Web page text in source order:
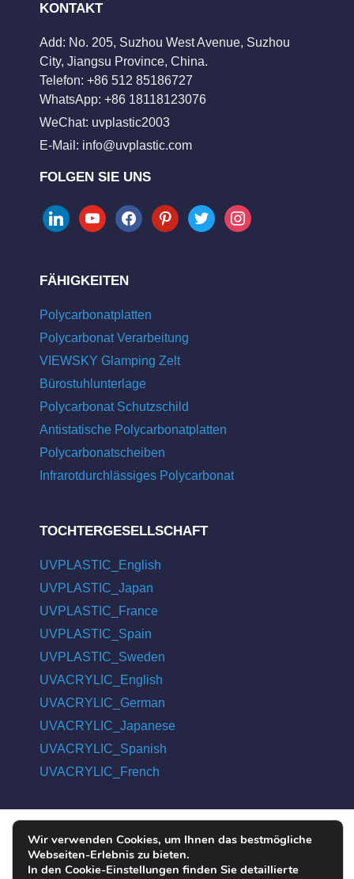
KONTAKT
Add: No. 205, Suzhou West Avenue, Suzhou
City, Jiangsu Province, China.
Telefon: +86 512 85186727
WhatsApp: +86 18118123076
WeChat: uvplastic2003
E-Mail: info@uvplastic.com
FOLGEN SIE UNS
linkedinyoutubefacebookpinteresttwitter instagram
FÄHIGKEITEN
Polycarbonatplatten
Polycarbonat Verarbeitung
VIEWSKY Glamping Zelt
Bürostuhlunterlage
Polycarbonat Schutzschild
Antistatische Polycarbonatplatten
Polycarbonatscheiben
Infrarotdurchlässiges Polycarbonat
TOCHTERGESELLSCHAFT
UVPLASTIC_English
UVPLASTIC_Japan
UVPLASTIC_France
UVPLASTIC_Spain
UVPLASTIC_Sweden
UVACRYLIC_English
UVACRYLIC_German
UVACRYLIC_Japanese
UVACRYLIC_Spanish
UVACRYLIC_French
COPYRIGHT © 2004 - 2026 UVPLASTIC MATERIAL TECHNOLOGY
CO., LTD. ALL RIGHTS RESERVED
Wir verwenden Cookies, um Ihnen das bestmögliche
Webseiten-Erlebnis zu bieten.
In den Cookie-Einstellungen finden Sie detaillierte